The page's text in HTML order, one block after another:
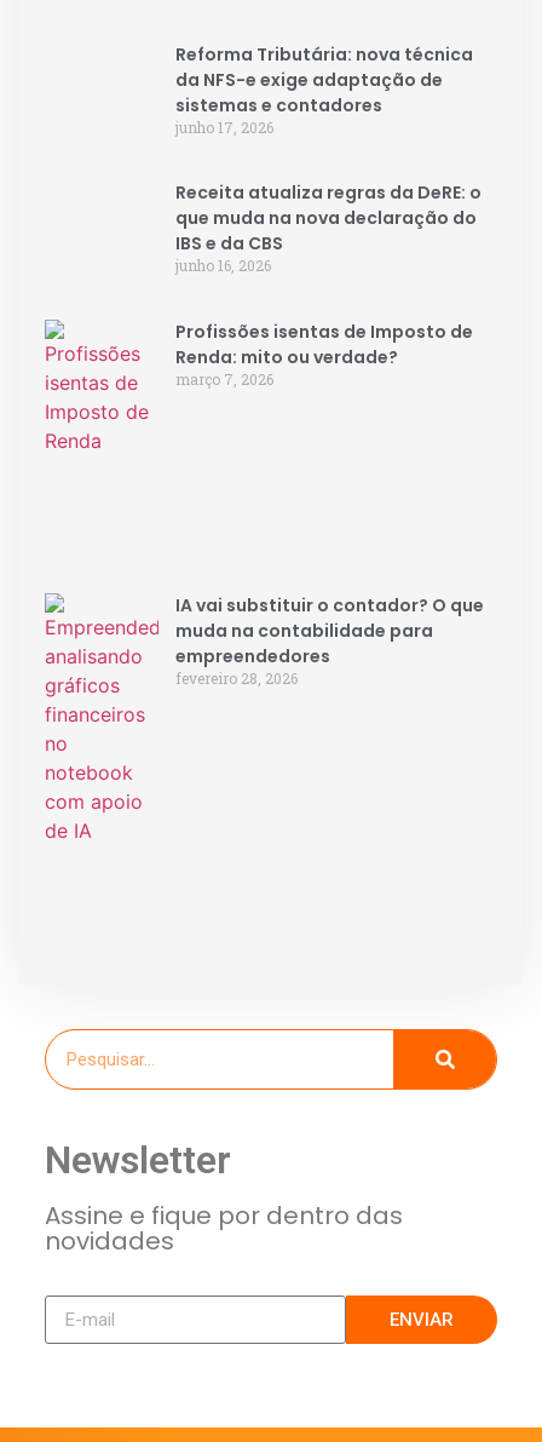
Reforma Tributária: nova técnica
da NFS-e exige adaptação de
sistemas e contadores
junho 17, 2026
Receita atualiza regras da DeRE: o
que muda na nova declaração do
IBS e da CBS
junho 16, 2026
Profissões isentas de Imposto de
Renda: mito ou verdade?
março 7, 2026
IA vai substituir o contador? O que
muda na contabilidade para
empreendedores
fevereiro 28, 2026
Newsletter
Assine e fique por dentro das
novidades
ENVIAR